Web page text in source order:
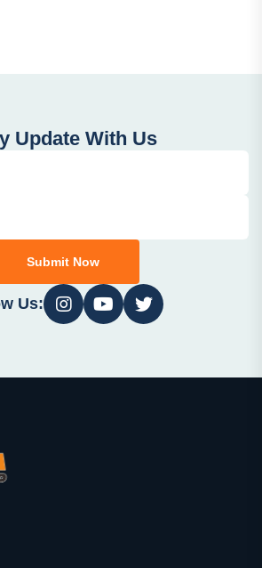
Update With Us
Submit Now
Us: